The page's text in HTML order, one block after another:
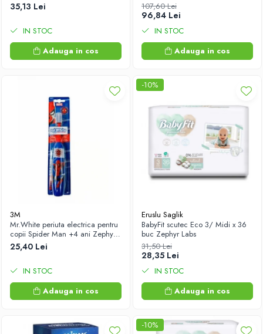
35,13 Lei
IN STOC
Adauga in cos
107,60 Lei
96,84 Lei
IN STOC
Adauga in cos
3M
Mr.White periuta electrica pentru
copii Spider Man +4 ani Zephyr
Labs
25,40 Lei
IN STOC
Adauga in cos
-10%
Eruslu Saglik
BabyFit scutec Eco 3/ Midi x 36
buc Zephyr Labs
31,50 Lei
28,35 Lei
IN STOC
Adauga in cos
-10%